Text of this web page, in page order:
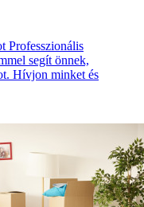
Professzionális
segít önnek,
Hívjon minket és